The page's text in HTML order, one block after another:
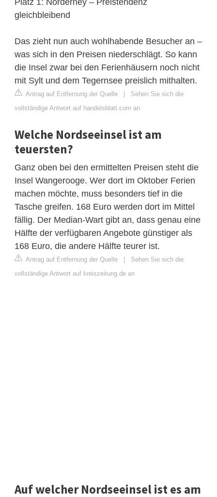
Platz 1: Norderney – Preistendenz
gleichbleibend
Das zieht nun auch wohlhabende Besucher an –
was sich in den Preisen niederschlägt. So kann
die Insel zwar bei den Ferienhäusern noch nicht
mit Sylt und dem Tegernsee preislich mithalten.
Antrag auf Entfernung der Quelle
Sehen Sie sich die
vollständige Antwort auf handelsblatt.com an
Welche Nordseeinsel ist am
teuersten?
Ganz oben bei den ermittelten Preisen steht die
Insel Wangerooge. Wer dort im Oktober Ferien
machen möchte, muss besonders tief in die
Tasche greifen. 168 Euro werden dort im Mittel
fällig. Der Median-Wart gibt an, dass genau eine
Hälfte der verfügbaren Angebote günstiger als
168 Euro, die andere Hälfte teurer ist.
Antrag auf Entfernung der Quelle
Sehen Sie sich die
vollständige Antwort auf kreiszeitung.de an
Auf welcher Nordseeinsel ist es am